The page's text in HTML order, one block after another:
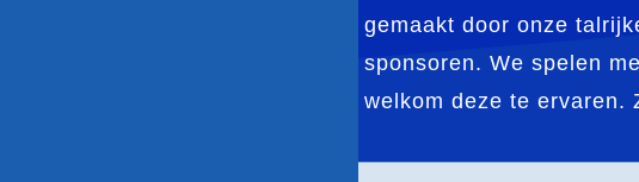
gemaakt door onze
sponsoren. We spelen
welkom deze te ervaren.